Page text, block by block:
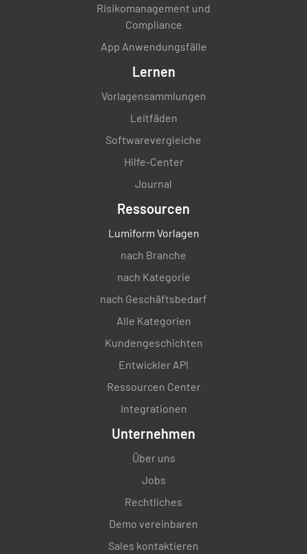
Risikomanagement und
Compliance
App Anwendungsfälle
Lernen
Vorlagensammlungen
Leitfäden
Softwarevergleiche
Hilfe-Center
Journal
Ressourcen
Lumiform Vorlagen
nach Branche
nach Kategorie
nach Geschäftsbedarf
Alle Kategorien
Kundengeschichten
Entwickler API
Ressourcen Center
Integrationen
Unternehmen
Über uns
Jobs
Rechtliches
Demo vereinbaren
Sales kontaktieren